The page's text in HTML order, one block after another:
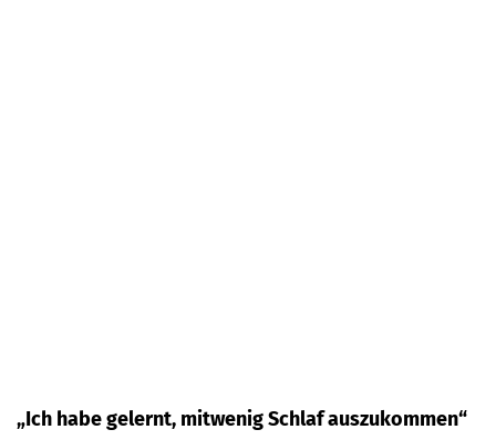
„Ich habe gelernt, mitwenig Schlaf auszukommen“